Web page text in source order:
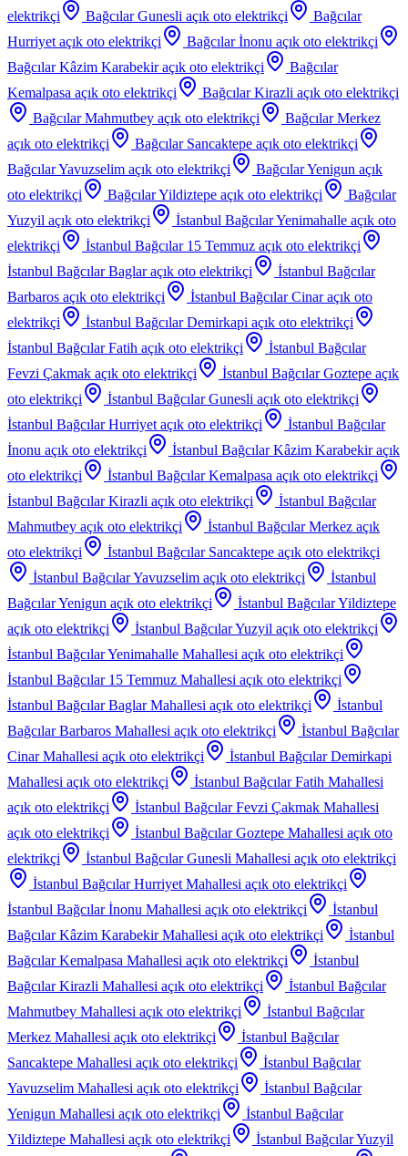
elektrikçi
Bağcılar Gunesli açık oto elektrikçi
Bağcılar
Hurriyet açık oto elektrikçi Bağcılar İnonu açık oto elektrikçi
Bağcılar Kâzim Karabekir açık oto elektrikçi
Bağcılar
Kemalpasa açık oto elektrikçi Bağcılar Kirazli açık oto elektrikçi
Bağcılar Mahmutbey açık oto elektrikçi
Bağcılar Merkez
açık oto elektrikçi
Bağcılar Sancaktepe açık oto elektrikçi
Bağcılar Yavuzselim açık oto elektrikçi Bağcılar Yenigun açık
oto elektrikçi
Bağcılar Yildiztepe açık oto elektrikçi
Bağcılar
Yuzyil açık oto elektrikçi İstanbul Bağcılar Yenimahalle açık oto
elektrikçi
İstanbul Bağcılar 15 Temmuz açık oto elektrikçi
İstanbul Bağcılar Baglar açık oto elektrikçi
İstanbul Bağcılar
Barbaros açık oto elektrikçi İstanbul Bağcılar Cinar açık oto
elektrikçi
İstanbul Bağcılar Demirkapi açık oto elektrikçi
İstanbul Bağcılar Fatih açık oto elektrikçi
İstanbul Bağcılar
Fevzi Çakmak açık oto elektrikçi İstanbul Bağcılar Goztepe açık
oto elektrikçi
İstanbul Bağcılar Gunesli açık oto elektrikçi
İstanbul Bağcılar Hurriyet açık oto elektrikçi
İstanbul Bağcılar
İnonu açık oto elektrikçi İstanbul Bağcılar Kâzim Karabekir açık
oto elektrikçi
İstanbul Bağcılar Kemalpasa açık oto elektrikçi
İstanbul Bağcılar Kirazli açık oto elektrikçi
İstanbul Bağcılar
Mahmutbey açık oto elektrikçi İstanbul Bağcılar Merkez açık
oto elektrikçi
İstanbul Bağcılar Sancaktepe açık oto elektrikçi
İstanbul Bağcılar Yavuzselim açık oto elektrikçi
İstanbul
Bağcılar Yenigun açık oto elektrikçi
İstanbul Bağcılar Yildiztepe
açık oto elektrikçi
İstanbul Bağcılar Yuzyil açık oto elektrikçi
İstanbul Bağcılar Yenimahalle Mahallesi açık oto elektrikçi
İstanbul Bağcılar 15 Temmuz Mahallesi açık oto elektrikçi
İstanbul Bağcılar Baglar Mahallesi açık oto elektrikçi
İstanbul
Bağcılar Barbaros Mahallesi açık oto elektrikçi
İstanbul Bağcılar
Cinar Mahallesi açık oto elektrikçi
İstanbul Bağcılar Demirkapi
Mahallesi açık oto elektrikçi
İstanbul Bağcılar Fatih Mahallesi
açık oto elektrikçi
İstanbul Bağcılar Fevzi Çakmak Mahallesi
açık oto elektrikçi
İstanbul Bağcılar Goztepe Mahallesi açık oto
elektrikçi
İstanbul Bağcılar Gunesli Mahallesi açık oto elektrikçi
İstanbul Bağcılar Hurriyet Mahallesi açık oto elektrikçi
İstanbul Bağcılar İnonu Mahallesi açık oto elektrikçi
İstanbul
Bağcılar Kâzim Karabekir Mahallesi açık oto elektrikçi
İstanbul
Bağcılar Kemalpasa Mahallesi açık oto elektrikçi
İstanbul
Bağcılar Kirazli Mahallesi açık oto elektrikçi
İstanbul Bağcılar
Mahmutbey Mahallesi açık oto elektrikçi
İstanbul Bağcılar
Merkez Mahallesi açık oto elektrikçi
İstanbul Bağcılar
Sancaktepe Mahallesi açık oto elektrikçi
İstanbul Bağcılar
Yavuzselim Mahallesi açık oto elektrikçi
İstanbul Bağcılar
Yenigun Mahallesi açık oto elektrikçi
İstanbul Bağcılar
Yildiztepe Mahallesi açık oto elektrikçi
İstanbul Bağcılar Yuzyil